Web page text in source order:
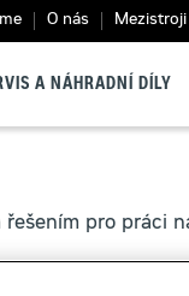
O nás Mezistroji
A NÁHRADNÍ DÍLY
pro práci